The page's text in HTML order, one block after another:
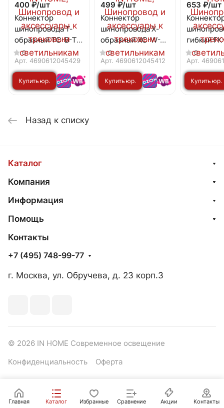
400 ₽/шт
Коннектор
шинопровода T-
образный TC-B-TL
черный серии
TOP-LINE IN HOME
0
Арт. 4690612045429
Купить юр.
499 ₽/шт
Коннектор
шинопровода X-
образный XC-W-TL
белый серии TOP-
LINE IN HOME
0
Арт. 4690612045412
Купить юр.
653 ₽/шт
гибкий
белый
LINE IN
0
Арт.
Купить юр.
Назад к списку
Каталог
Компания
Информация
Помощь
Контакты
+7 (495) 748-99-77
г. Москва, ул. Обручева, д. 23 корп.3
© 2026 IN HOME Современное освещение
Конфиденциальность Оферта
Главная Каталог Избранные Сравнение Акции Контакты